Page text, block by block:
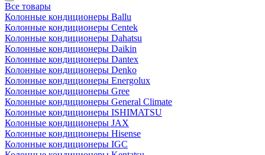
Все товары
Колонные кондиционеры Ballu
Колонные кондиционеры Centek
Колонные кондиционеры Dahatsu
Колонные кондиционеры Daikin
Колонные кондиционеры Dantex
Колонные кондиционеры Denko
Колонные кондиционеры Energolux
Колонные кондиционеры Gree
Колонные кондиционеры General Climate
Колонные кондиционеры ISHIMATSU
Колонные кондиционеры JAX
Колонные кондиционеры Hisense
Колонные кондиционеры IGC